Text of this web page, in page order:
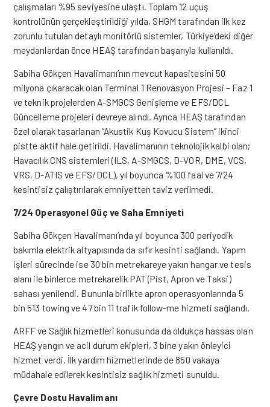
çalışmaları %95 seviyesine ulaştı. Toplam 12 uçuş
kontrolünün gerçekleştirildiği yılda, SHGM tarafından ilk kez
zorunlu tutulan detaylı monitörlü sistemler, Türkiye’deki diğer
meydanlardan önce HEAŞ tarafından başarıyla kullanıldı.
Sabiha Gökçen Havalimanı’nın mevcut kapasitesini 50
milyona çıkaracak olan Terminal 1 Renovasyon Projesi – Faz 1
ve teknik projelerden A-SMGCS Genişleme ve EFS/DCL
Güncelleme projeleri devreye alındı. Ayrıca HEAŞ tarafından
özel olarak tasarlanan “Akustik Kuş Kovucu Sistem” ikinci
pistte aktif hale getirildi. Havalimanının teknolojik kalbi olan;
Havacılık CNS sistemleri (ILS, A-SMGCS, D-VOR, DME, VCS,
VRS, D-ATIS ve EFS/DCL), yıl boyunca %100 faal ve 7/24
kesintisiz çalıştırılarak emniyetten taviz verilmedi.
7/24 Operasyonel Güç ve Saha Emniyeti
Sabiha Gökçen Havalimanı’nda yıl boyunca 300 periyodik
bakımla elektrik altyapısında da sıfır kesinti sağlandı. Yapım
işleri sürecinde ise 30 bin metrekareye yakın hangar ve tesis
alanı ile binlerce metrekarelik PAT (Pist, Apron ve Taksi)
sahası yenilendi. Bununla birlikte apron operasyonlarında 5
bin 513 towing ve 47 bin 11 trafik follow-me hizmeti sağlandı.
ARFF ve Sağlık hizmetleri konusunda da oldukça hassas olan
HEAŞ yangın ve acil durum ekipleri, 3 bine yakın önleyici
hizmet verdi. İlk yardım hizmetlerinde de 850 vakaya
müdahale edilerek kesintisiz sağlık hizmeti sunuldu.
Çevre Dostu Havalimanı